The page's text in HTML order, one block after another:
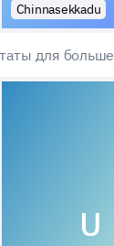
Chinnasekkadu
для
U